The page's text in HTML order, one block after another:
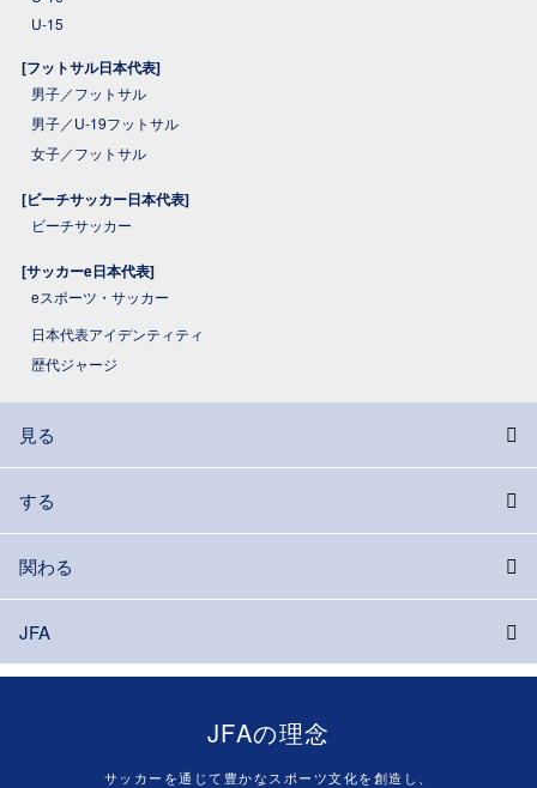
U-15
[フットサル日本代表]
男子／フットサル
男子／U-19フットサル
女子／フットサル
[ビーチサッカー日本代表]
ビーチサッカー
[サッカーe日本代表]
eスポーツ・サッカー
日本代表アイデンティティ
歴代ジャージ
見る
する
関わる
JFA
JFAの理念
サッカーを通じて豊かなスポーツ文化を創造し、